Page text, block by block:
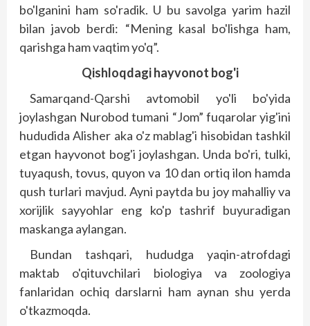
bo'lganini ham so'radik. U bu savolga yarim hazil
bilan javob berdi: “Mening kasal bo'lishga ham,
qarishga ham vaqtim yo'q”.
Qishloqdagi hayvonot bog'i
Samarqand-Qarshi avtomobil yo'li bo'yida
joylashgan Nurobod tumani “Jom” fuqarolar yig'ini
hududida Alisher aka o'z mablag'i hisobidan tashkil
etgan hayvonot bog'i joylashgan. Unda bo'ri, tulki,
tuyaqush, tovus, quyon va 10 dan ortiq ilon hamda
qush turlari mavjud. Ayni paytda bu joy mahalliy va
xorijlik sayyohlar eng ko'p tashrif buyuradigan
maskanga aylangan.
Bundan tashqari, hududga yaqin-atrofdagi
maktab o'qituvchilari biologiya va zoologiya
fanlaridan ochiq darslarni ham aynan shu yerda
o'tkazmoqda.